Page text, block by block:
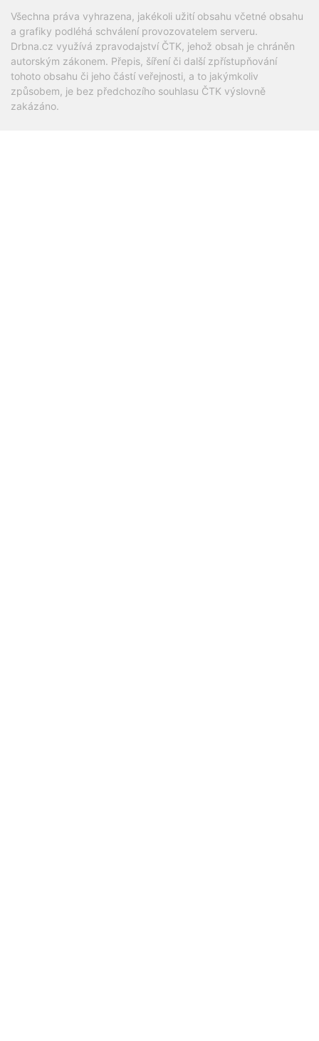
Všechna práva vyhrazena, jakékoli užití obsahu včetné obsahu
a grafiky podléhá schválení provozovatelem serveru.
Drbna.cz využívá zpravodajství ČTK, jehož obsah je chráněn
autorským zákonem. Přepis, šíření či další zpřístupňování
tohoto obsahu či jeho částí veřejnosti, a to jakýmkoliv
způsobem, je bez předchozího souhlasu ČTK výslovně
zakázáno.